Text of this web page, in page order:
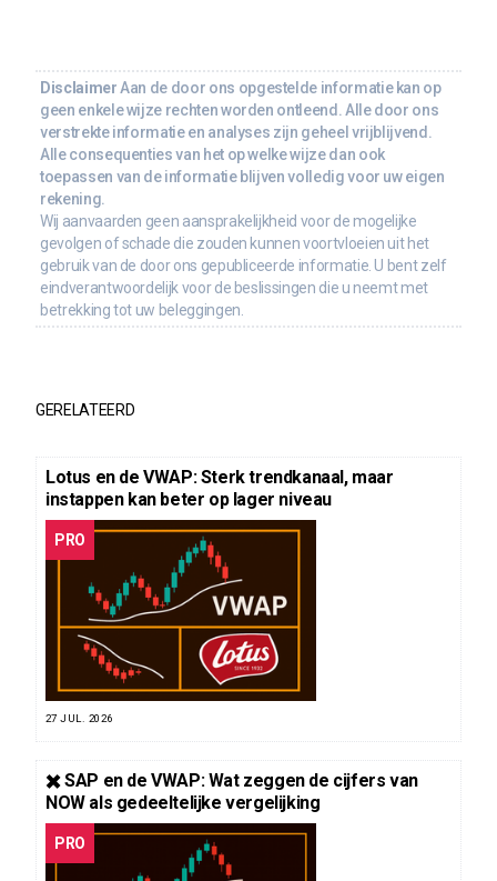
Disclaimer Aan de door ons opgestelde informatie kan op
geen enkele wijze rechten worden ontleend. Alle door ons
verstrekte informatie en analyses zijn geheel vrijblijvend.
Alle consequenties van het op welke wijze dan ook
toepassen van de informatie blijven volledig voor uw eigen
rekening.
Wij aanvaarden geen aansprakelijkheid voor de mogelijke
gevolgen of schade die zouden kunnen voortvloeien uit het
gebruik van de door ons gepubliceerde informatie. U bent zelf
eindverantwoordelijk voor de beslissingen die u neemt met
betrekking tot uw beleggingen.
GERELATEERD
Lotus en de VWAP: Sterk trendkanaal, maar
instappen kan beter op lager niveau
PRO
27 JUL. 2026
✖️ SAP en de VWAP: Wat zeggen de cijfers van
NOW als gedeeltelijke vergelijking
PRO